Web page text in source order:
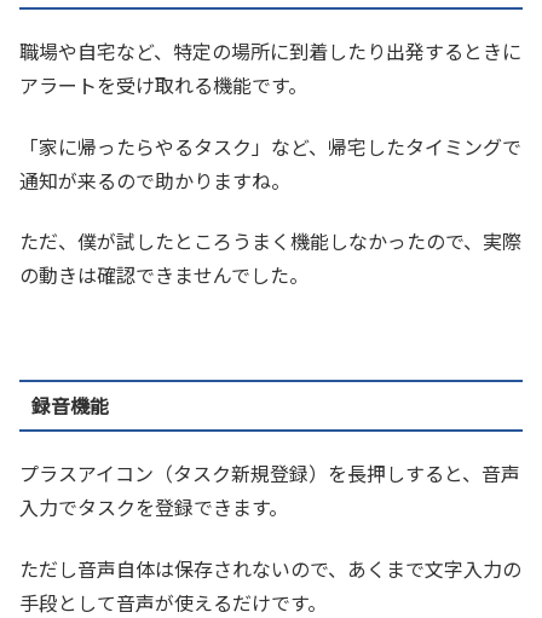
職場や自宅など、特定の場所に到着したり出発するときに
アラートを受け取れる機能です。
「家に帰ったらやるタスク」など、帰宅したタイミングで
通知が来るので助かりますね。
ただ、僕が試したところうまく機能しなかったので、実際
の動きは確認できませんでした。
録音機能
プラスアイコン（タスク新規登録）を長押しすると、音声
入力でタスクを登録できます。
ただし音声自体は保存されないので、あくまで文字入力の
手段として音声が使えるだけです。